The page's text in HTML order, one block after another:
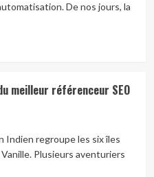
De nos jours, la
meilleur référenceur SEO
Indien regroupe les six îles
Plusieurs aventuriers